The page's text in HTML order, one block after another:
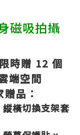
磁吸拍攝
限時贈 12 個
端空間
贈品：
橫切換支架套